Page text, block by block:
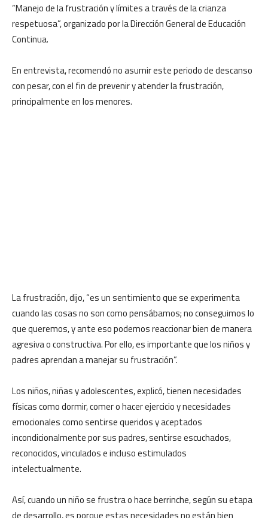
“Manejo de la frustración y límites a través de la crianza
respetuosa”, organizado por la Dirección General de Educación
Continua.
En entrevista, recomendó no asumir este periodo de descanso
con pesar, con el fin de prevenir y atender la frustración,
principalmente en los menores.
La frustración, dijo, “es un sentimiento que se experimenta
cuando las cosas no son como pensábamos; no conseguimos lo
que queremos, y ante eso podemos reaccionar bien de manera
agresiva o constructiva. Por ello, es importante que los niños y
padres aprendan a manejar su frustración”.
Los niños, niñas y adolescentes, explicó, tienen necesidades
físicas como dormir, comer o hacer ejercicio y necesidades
emocionales como sentirse queridos y aceptados
incondicionalmente por sus padres, sentirse escuchados,
reconocidos, vinculados e incluso estimulados
intelectualmente.
Así, cuando un niño se frustra o hace berrinche, según su etapa
de desarrollo, es porque estas necesidades no están bien